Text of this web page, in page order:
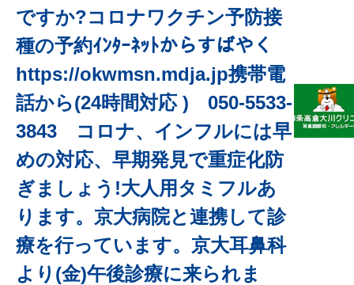
ですか?コロナワクチン予防接
種の予約ｲﾝﾀｰﾈｯﾄからすばやく
https://okwmsn.mdja.jp携帯電
話から(24時間対応 ) 050-5533-
3843 コロナ、インフルには早
めの対応、早期発見で重症化防
ぎましょう!大人用タミフルあ
ります。京大病院と連携して診
療を行っています。京大耳鼻科
より(金)午後診療に来られま